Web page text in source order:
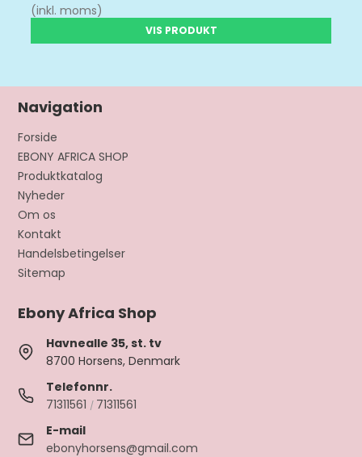
(inkl. moms)
VIS PRODUKT
Navigation
Forside
EBONY AFRICA SHOP
Produktkatalog
Nyheder
Om os
Kontakt
Handelsbetingelser
Sitemap
Ebony Africa Shop
Havnealle 35, st. tv
8700 Horsens, Denmark
Telefonnr.
71311561 / 71311561
E-mail
ebonyhorsens@gmail.com